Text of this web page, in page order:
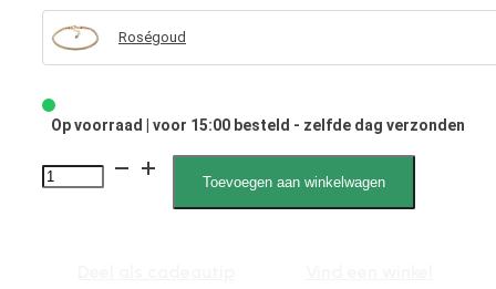
Roségoud
Op voorraad | voor 15:00 besteld - zelfde dag verzonden
2552
Toevoegen aan winkelwagen